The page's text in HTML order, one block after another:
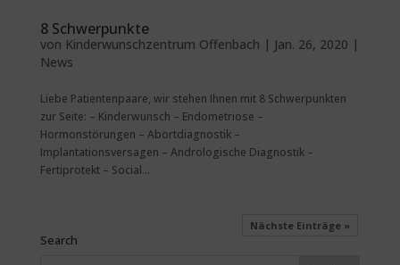
8 Schwerpunkte
von Kinderwunschzentrum Offenbach | Jan. 26, 2020 |
News
Liebe Patientenpaare, wir stehen Ihnen mit 8 Schwerpunkten
zur Seite: – Kinderwunsch – Endometriose –
Hormonstörungen – Abortdiagnostik –
Implantationsversagen – Andrologische Diagnostik –
Fertiprotekt – Social...
Nächste Einträge »
Search